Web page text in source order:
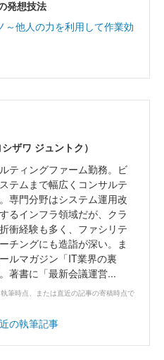
発想技法
～他人の力を利用して作業効
ザワ ジュントク）
ティングファーム勤務。ビ
テムまで幅広くコンサルテ
専門分野はシステム運用改
るインフラ領域だが、クラ
衝経験も多く、ファシリテ
チングにも造詣が深い。ま
ルマガジン「IT業界の裏
著書に「最新会議運営...
筆時点、または直近の記事の寄稿時点で
の執筆記事